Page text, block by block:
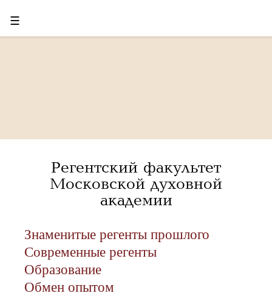
☰
Регентский факультет
Московской духовной
академии
Знаменитые регенты прошлого
Современные регенты
Образование
Обмен опытом